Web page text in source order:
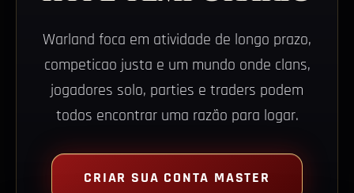
Warland foca em atividade de longo prazo,
competicao justa e um mundo onde clans,
jogadores solo, parties e traders podem
todos encontrar uma razão para logar.
CRIAR SUA CONTA MASTER